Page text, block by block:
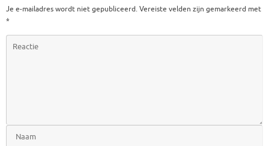
Je e-mailadres wordt niet gepubliceerd. Vereiste velden zijn gemarkeerd met
*